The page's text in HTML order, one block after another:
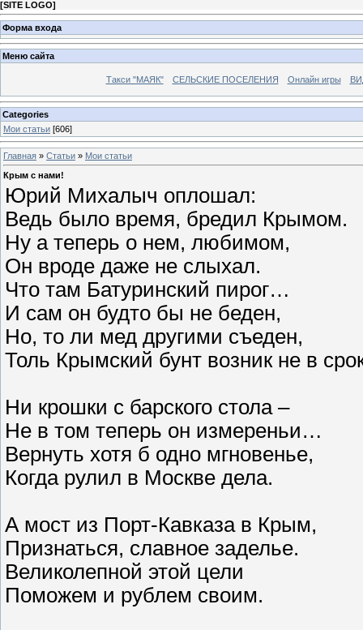
[SITE LOGO]
Форма входа
Меню сайта
Такси "МАЯК" СЕЛЬСКИЕ ПОСЕЛЕНИЯ Онлайн игры
Categories
Мои статьи [606]
Главная » Статьи » Мои статьи
Крым с нами!
Юрий Михалыч оплошал:
Ведь было время, бредил Крымом.
Ну а теперь о нем, любимом,
Он вроде даже не слыхал.
Что там Батуринский пирог…
И сам он будто бы не беден,
Но, то ли мед другими съеден,
Толь Крымский бунт возник не в
Ни крошки с барского стола –
Не в том теперь он измереньи…
Вернуть хотя б одно мгновенье,
Когда рулил в Москве дела.
А мост из Порт-Кавказа в Крым,
Признаться, славное заделье.
Великолепной этой цели
Поможем и рублем своим.